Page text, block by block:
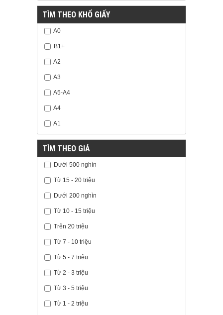
TÌM THEO KHỔ GIẤY
A0
B1+
A2
A3
A5-A4
A4
A1
TÌM THEO GIÁ
Dưới 500 nghìn
Từ 15 - 20 triệu
Dưới 200 nghìn
Từ 10 - 15 triệu
Trên 20 triệu
Từ 7 - 10 triệu
Từ 5 - 7 triệu
Từ 2 - 3 triệu
Từ 3 - 5 triệu
Từ 1 - 2 triệu